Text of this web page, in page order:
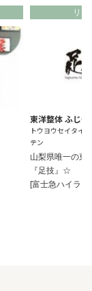
リラ
東洋整体 ふじ
トウヨウセイタイ
テン
山梨県唯一の東
『足技』☆
[富士急ハイラン